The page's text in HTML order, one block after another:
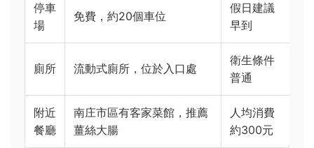
停車
場
免費，約20個車位
假日建議
早到
廁所 流動式廁所，位於入口處
衛生條件
普通
附近
餐廳
南庄市區有客家菜館，推薦
薑絲大腸
人均消費
約300元